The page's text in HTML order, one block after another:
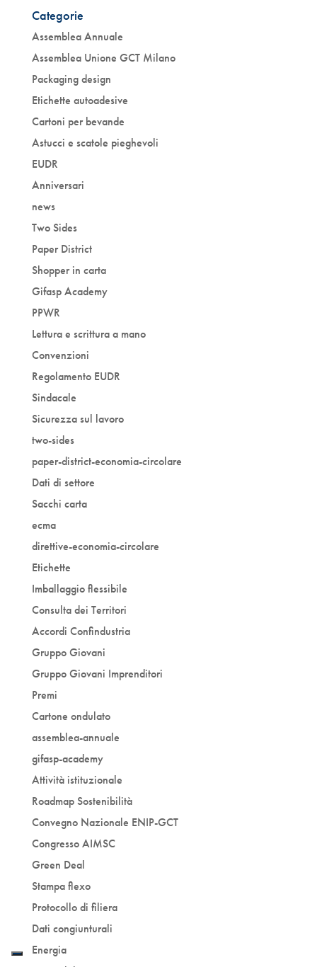
Categorie
Assemblea Annuale
Assemblea Unione GCT Milano
Packaging design
Etichette autoadesive
Cartoni per bevande
Astucci e scatole pieghevoli
EUDR
Anniversari
news
Two Sides
Paper District
Shopper in carta
Gifasp Academy
PPWR
Lettura e scrittura a mano
Convenzioni
Regolamento EUDR
Sindacale
Sicurezza sul lavoro
two-sides
paper-district-economia-circolare
Dati di settore
Sacchi carta
ecma
direttive-economia-circolare
Etichette
Imballaggio flessibile
Consulta dei Territori
Accordi Confindustria
Gruppo Giovani
Gruppo Giovani Imprenditori
Premi
Cartone ondulato
assemblea-annuale
gifasp-academy
Attività istituzionale
Roadmap Sostenibilità
Convegno Nazionale ENIP-GCT
Congresso AIMSC
Green Deal
Stampa flexo
Protocollo di filiera
Dati congiunturali
Energia